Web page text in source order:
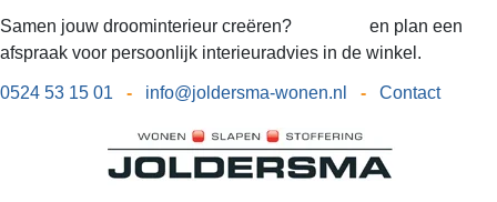
Samen jouw droominterieur creëren?
en plan een
afspraak voor persoonlijk interieuradvies in de winkel.
0524 53 15 01 - info@joldersma-wonen.nl - Contact